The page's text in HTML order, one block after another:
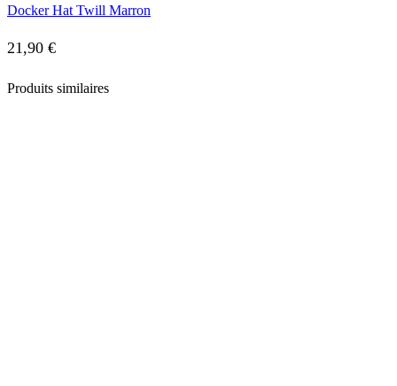
Docker Hat Twill Marron
21,90 €
Produits similaires